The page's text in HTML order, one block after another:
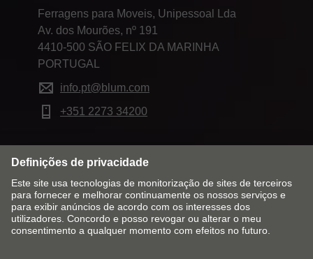
Ferragens para Moveis, Unipessoal Lda
Av. dos Mourões, nº 191
4410-500 SÃO FELIX DA MARINHA
PORTUGAL
info.pt@blum.com
+351 2273 34200
Alterar mercado & idioma
Contacto Aviso Legal